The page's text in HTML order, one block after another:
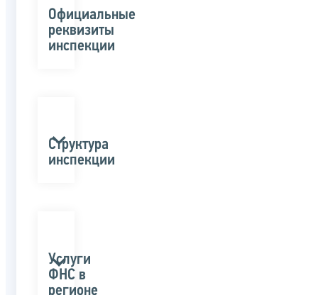
Официальные
реквизиты
инспекции
Структура
инспекции
Услуги
ФНС в
регионе